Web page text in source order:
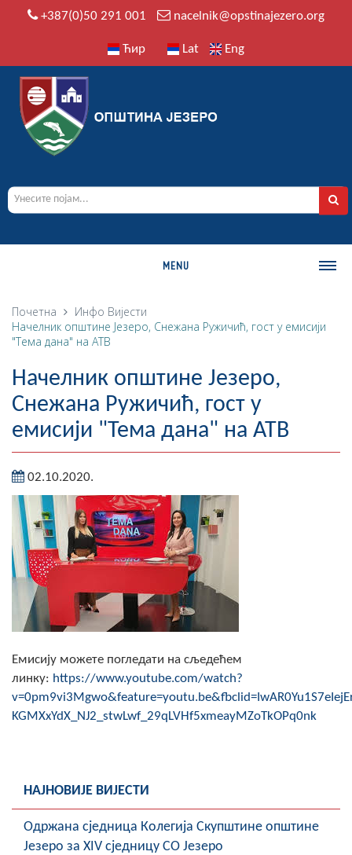
+387(0)50 291 001 nacelnik@opstinajezero.org
Ћир Lat Eng
MENU
О ОПШТИНИ
Историја
Географија
Насељена мјеста
Занимљивости
Фотогалерија
НАЧЕЛНИК
О Начелнику
Извјештај о раду начелника
СКУПШТИНА
Статут Општине
Скупштинско вијеће општине језеро
Службени Гласници
ОПШТИНСКА УПРАВА
Почетна Инфо Вијести
Начелник општине Језеро, Снежана Ружичић, гост у емисији
"Тема дана" на АТВ
Начелник општине Језеро,
Снежана Ружичић, гост у
емисији "Тема дана" на АТВ
02.10.2020.
Емисију можете погледати на сљедећем
линку: https://www.youtube.com/watch?
KGMXxYdX_NJ2_stwLwf_29qLVHf5xmeayMZoTkOPq0nk
НАЈНОВИЈЕ ВИЈЕСТИ
Oдржана сједница Колегија Скупштине општине
Језеро за XIV сједницу СО Језеро